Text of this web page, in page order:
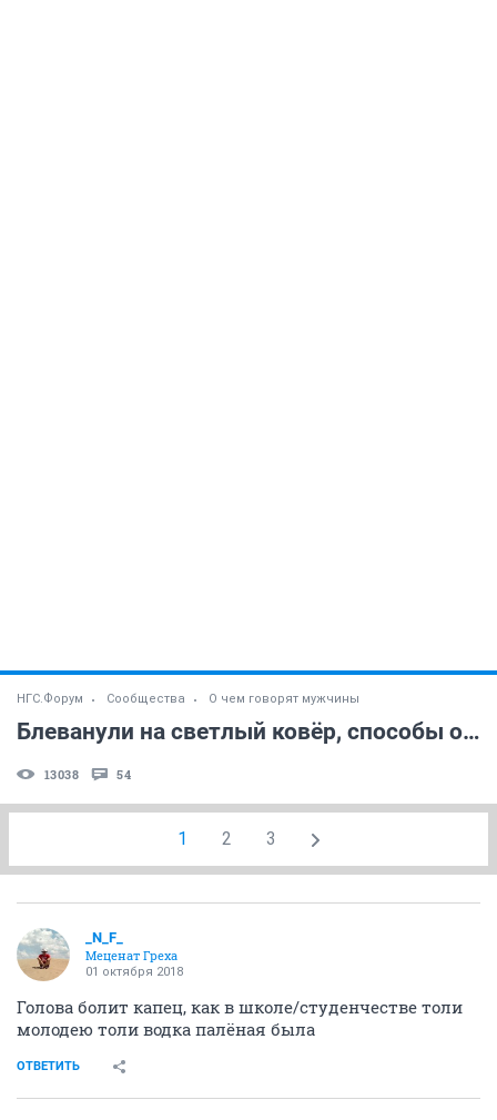
НГС.Форум Сообщества О чем говорят мужчины
Блеванули на светлый ковёр, способы очистки
13038 54
1 2 3
_N_F_
Меценат Греха
01 октября 2018
Голова болит капец, как в школе/студенчестве толи
молодею толи водка палёная была
ОТВЕТИТЬ